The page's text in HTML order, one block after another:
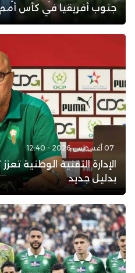
جنوب أفريقيا في كأس أمم
07 أغسطس 2026 - 12:40
الإدارة التقنية الوطنية
بدليل جديد